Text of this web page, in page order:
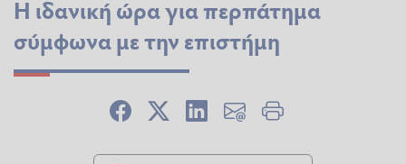
Η ιδανική ώρα για περπάτημα
σύμφωνα με την επιστήμη